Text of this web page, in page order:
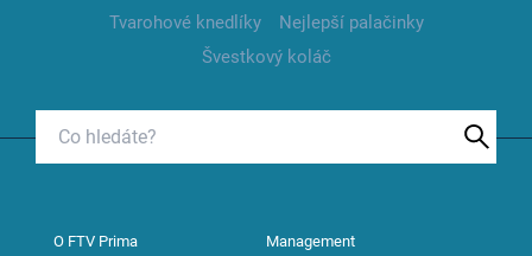
Tvarohové knedlíky
Nejlepší palačinky
Švestkový koláč
O FTV Prima Management